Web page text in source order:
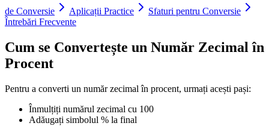
de Conversie
Aplicații Practice
Sfaturi pentru Conversie
Întrebări Frecvente
Cum se Convertește un Număr Zecimal în
Procent
Pentru a converti un număr zecimal în procent, urmați acești pași:
Înmulțiți numărul zecimal cu 100
Adăugați simbolul % la final